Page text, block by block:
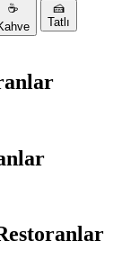
☕
🍰
Tatlı